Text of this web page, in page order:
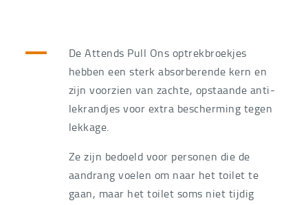
De Attends Pull Ons optrekbroekjes
hebben een sterk absorberende kern en
zijn voorzien van zachte, opstaande anti-
lekrandjes voor extra bescherming tegen
lekkage.
Ze zijn bedoeld voor personen die de
aandrang voelen om naar het toilet te
gaan, maar het toilet soms niet tijdig